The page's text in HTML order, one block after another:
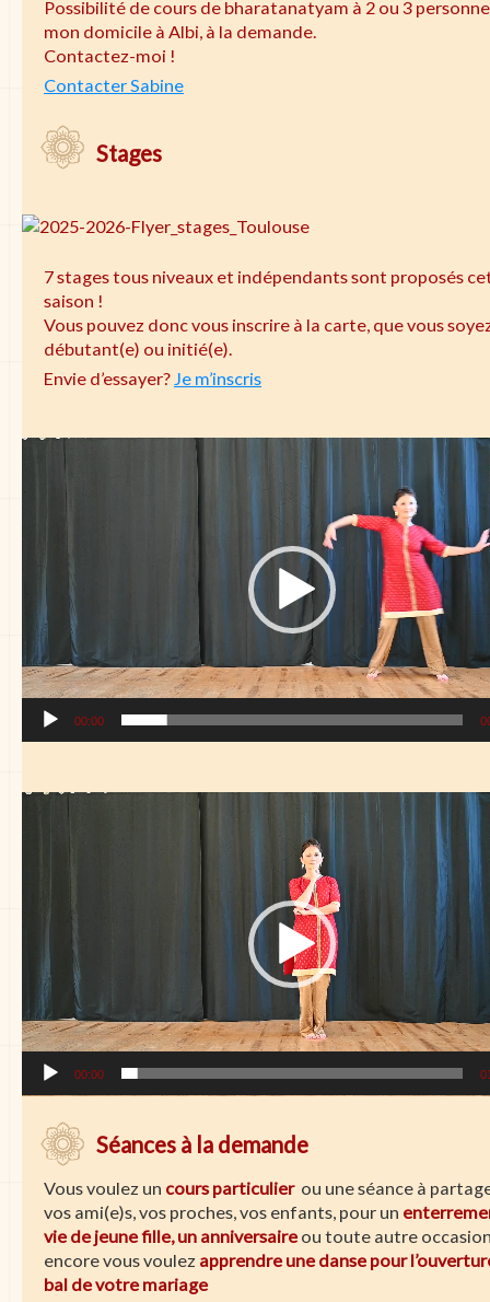
Possibilité de cours de bharatanatyam à 2 ou 3
mon domicile à Albi, à la demande.
Contactez-moi !
Contacter Sabine
Stages
7 stages tous niveaux et indépendants sont proposés
saison !
Vous pouvez donc vous inscrire à la carte, que vous
débutant(e) ou initié(e).
Envie d’essayer? Je m’inscris
00:00
00:00
Séances à la demande
Vous voulez un cours particulierou une séance à
vos ami(e)s, vos proches, vos enfants, pour un
vie de jeune fille, un anniversaire ou toute autre
encore vous voulez apprendre une danse pour
bal de votre mariage